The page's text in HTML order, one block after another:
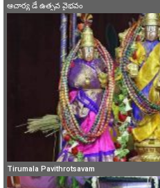
ఆచార్య డే ఉత్సవ వైభవం
Tirumala Pavithrotsavam